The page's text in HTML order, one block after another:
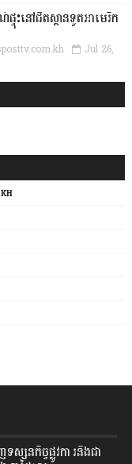
ផ្ទុះនៅជិតស្ថានទូតអាមេរិក
Jul 26,
ទស្សនកិច្ចផ្លូវកា រនិងជា